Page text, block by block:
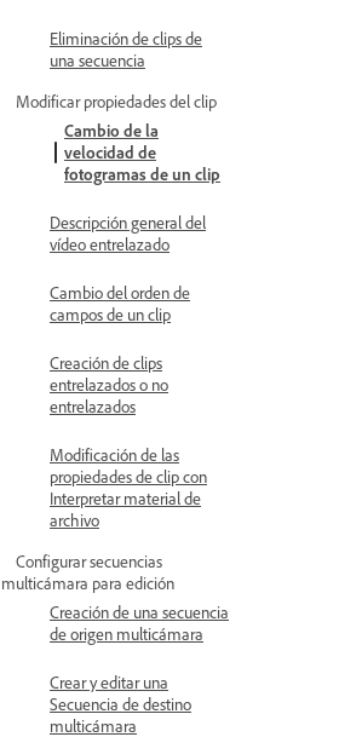
Eliminación de clips de
una secuencia
Modificar propiedades del clip
Cambio de la
velocidad de
fotogramas de un clip
Descripción general del
vídeo entrelazado
Cambio del orden de
campos de un clip
Creación de clips
entrelazados o no
entrelazados
Modificación de las
propiedades de clip con
Interpretar material de
archivo
Configurar secuencias
multicámara para edición
Creación de una secuencia
de origen multicámara
Crear y editar una
Secuencia de destino
multicámara